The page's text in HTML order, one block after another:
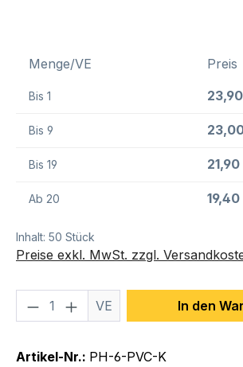
Menge/VE Preis
Bis 1
Bis 9
Bis 19 21,90
Ab 20 19,40
Inhalt: 50 Stück
Preise exkl. MwSt. zzgl.
Produkt Anzahl: Gib den
VE In den
Artikel-Nr.: PH-6-PVC-K